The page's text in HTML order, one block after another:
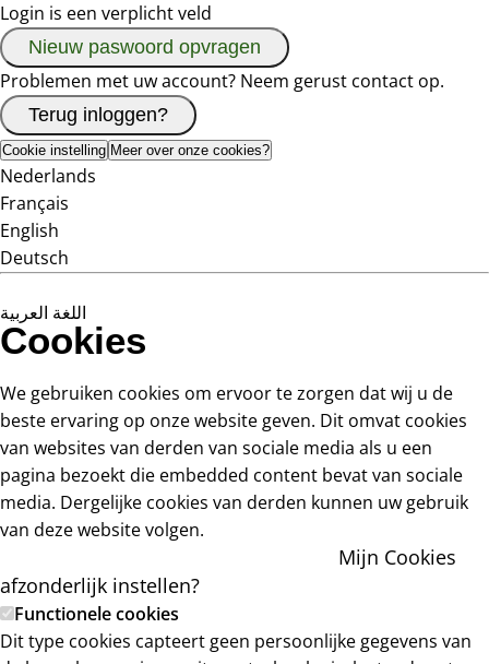
Login is een verplicht veld
Nieuw paswoord opvragen
Problemen met uw account? Neem gerust contact op.
Terug inloggen?
Cookie instelling Meer over onze cookies?
Nederlands
Français
English
Deutsch
اللغة العربية
Cookies
We gebruiken cookies om ervoor te zorgen dat wij u de
beste ervaring op onze website geven. Dit omvat cookies
van websites van derden van sociale media als u een
pagina bezoekt die embedded content bevat van sociale
media. Dergelijke cookies van derden kunnen uw gebruik
van deze website volgen.
Mijn Cookies
afzonderlijk instellen?
Functionele cookies
Dit type cookies capteert geen persoonlijke gegevens van